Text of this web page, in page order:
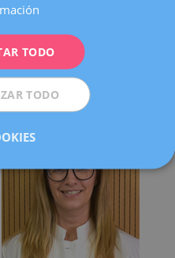
Servicio de Diagnóstico
Ginecológico por la Imagen
Ver más
Marta Tresanchez Pares
TODO
TODO